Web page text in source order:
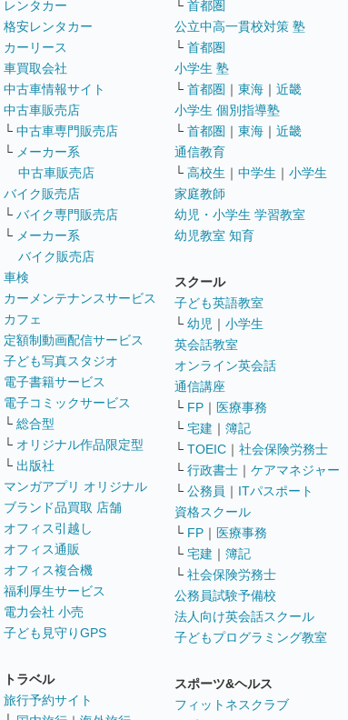
レンタカー
格安レンタカー
カーリース
車買取会社
中古車情報サイト
中古車販売店
└ 中古車専門販売店
└ メーカー系
中古車販売店
バイク販売店
└ バイク専門販売店
└ メーカー系
バイク販売店
車検
カーメンテナンスサービス
カフェ
定額制動画配信サービス
子ども写真スタジオ
電子書籍サービス
電子コミックサービス
└ 総合型
└ オリジナル作品限定型
└ 出版社
マンガアプリ オリジナル
ブランド品買取 店舗
オフィス引越し
オフィス通販
オフィス複合機
福利厚生サービス
電力会社 小売
子ども見守りGPS
トラベル
旅行予約サイト
└ 首都圏
公立中高一貫校対策 塾
└ 首都圏
小学生 塾
└ 首都圏 ｜ 東海 ｜ 近畿
小学生 個別指導塾
└ 首都圏 ｜ 東海 ｜ 近畿
通信教育
└ 高校生 ｜ 中学生 ｜ 小学生
家庭教師
幼児・小学生 学習教室
幼児教室 知育
スクール
子ども英語教室
└ 幼児 ｜ 小学生
英会話教室
オンライン英会話
通信講座
└ FP ｜ 医療事務
└ 宅建 ｜ 簿記
└ TOEIC ｜ 社会保険労務士
└ 行政書士 ｜ ケアマネジャー
└ 公務員 ｜ ITパスポート
資格スクール
└ FP ｜ 医療事務
└ 宅建 ｜ 簿記
└ 社会保険労務士
公務員試験予備校
法人向け英会話スクール
子どもプログラミング教室
スポーツ&ヘルス
フィットネスクラブ